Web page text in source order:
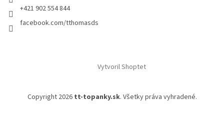
+421 902 554 844
facebook.com/tthomasds
Vytvoril Shoptet
Copyright 2026 tt-topanky.sk. Všetky práva vyhradené.